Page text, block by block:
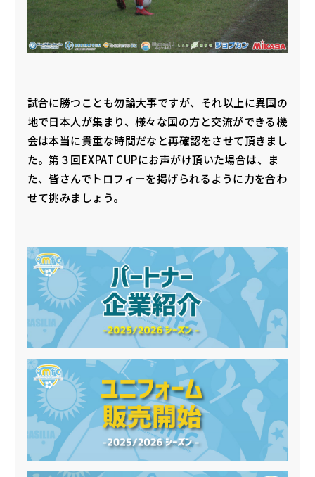
試合に勝つことも勿論大事ですが、それ以上に異国の
地で日本人が集まり、様々な国の方と交流ができる機
会は本当に貴重な時間だなと再確認をさせて頂きまし
た。第３回EXPAT CUPにお声がけ頂いた場合は、ま
た、皆さんでトロフィーを掲げられるように力を合わ
せて挑みましょう。